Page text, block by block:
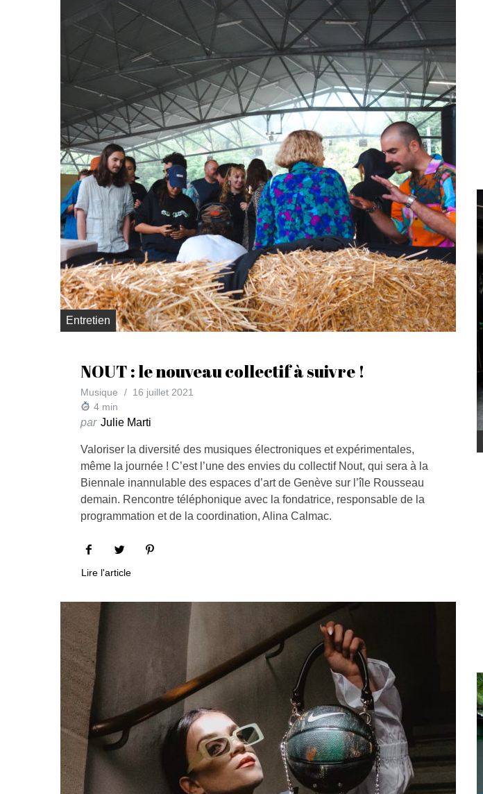
Entretien
NOUT : le nouveau collectif à suivre !
Musique
16 juillet 2021
4 min
par Julie Marti
Valoriser la diversité des musiques électroniques et expérimentales,
même la journée ! C’est l’une des envies du collectif Nout, qui sera à la
Biennale inannulable des espaces d’art de Genève sur l’île Rousseau
demain. Rencontre téléphonique avec la fondatrice, responsable de la
programmation et de la coordination, Alina Calmac.
Lire l'article